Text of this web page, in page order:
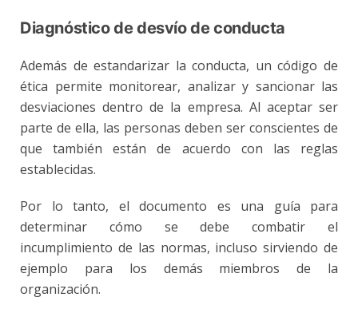
Diagnóstico de desvío de conducta
Además de estandarizar la conducta, un código de
ética permite monitorear, analizar y sancionar las
desviaciones dentro de la empresa. Al aceptar ser
parte de ella, las personas deben ser conscientes de
que también están de acuerdo con las reglas
establecidas.
Por lo tanto, el documento es una guía para
determinar cómo se debe combatir el
incumplimiento de las normas, incluso sirviendo de
ejemplo para los demás miembros de la
organización.